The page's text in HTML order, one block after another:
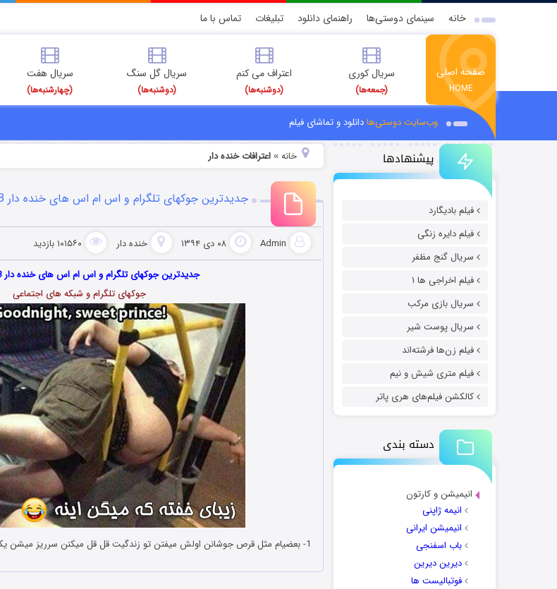
خانه سینمای دوستی‌ها راهنمای دانلود تبلیغات تماس با ما
صفحه اصلی
HOME
سریال کوری
(جمعه‌ها)
اعتراف می کنم
(دوشنبه‌ها)
سریال گل سنگ
(دوشنبه‌ها)
سریال هفت
(چهارشنبه‌ها)
وب‌سایت دوستی‌هادانلود و تماشای فیلم
پیشنهادها
فیلم بادیگارد
فیلم دایره زنگی
سریال گنج مظفر
فیلم اخراجی ها ۱
سریال بازی مرکب
سریال پوست شیر
فیلم زن‌ها فرشته‌اند
فیلم متری شیش و نیم
کالکشن فیلم‌های هری پاتر
دسته بندی
انیمیشن و کارتون
انیمه ژاپنی
انیمیشن ایرانی
باب اسفنجی
دیرین دیرین
فوتبالیست ها
خانه» اعترافات خنده دار
جدیدترین جوکهای تلگرام و اس ام اس های خنده دار 8 دی 1394
Admin ۰۸ دی ۱۳۹۴ خنده دار ۱۰۱۵۶۰ بازدید
جدیدترین جوکهای تلگرام و اس ام اس های خنده دار 8 دی 1394
جوکهای تلگرام و شبکه های اجتماعی
1- بعضیام مثل قرص جوشانن اولش میفتن تو زندگیت قل قل میکنن سرریز میشن یکم که واستی میبینی نصف لیوانم نشدن.